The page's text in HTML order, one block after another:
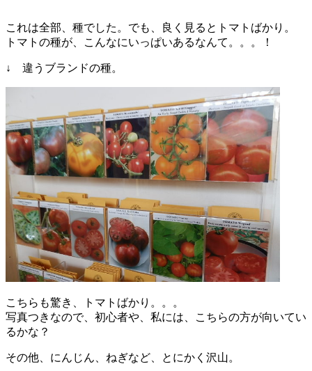
これは全部、種でした。でも、良く見るとトマトばかり。
トマトの種が、こんなにいっぱいあるなんて。。。！
↓ 違うブランドの種。
こちらも驚き、トマトばかり。。。
写真つきなので、初心者や、私には、こちらの方が向いてい
るかな？
その他、にんじん、ねぎなど、とにかく沢山。